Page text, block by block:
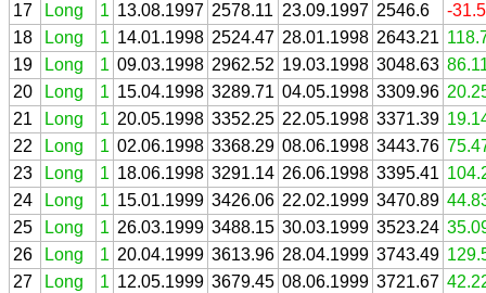
17
Long 1 13.08.1997 2578.11 23.09.1997 2546.6
-
18
Long 1 14.01.1998 2524.47 28.01.1998 2643.21
19
Long 1 09.03.1998 2962.52 19.03.1998 3048.63
20
Long 1 15.04.1998 3289.71 04.05.1998 3309.96
21
Long 1 20.05.1998 3352.25 22.05.1998 3371.39
22
Long 1 02.06.1998 3368.29 08.06.1998 3443.76
23
Long 1 18.06.1998 3291.14 26.06.1998 3395.41
24
Long 1 15.01.1999 3426.06 22.02.1999 3470.89
25
Long 1 26.03.1999 3488.15 30.03.1999 3523.24
26
Long 1 20.04.1999 3613.96 28.04.1999 3743.49
27
Long 1 12.05.1999 3679.45 08.06.1999 3721.67